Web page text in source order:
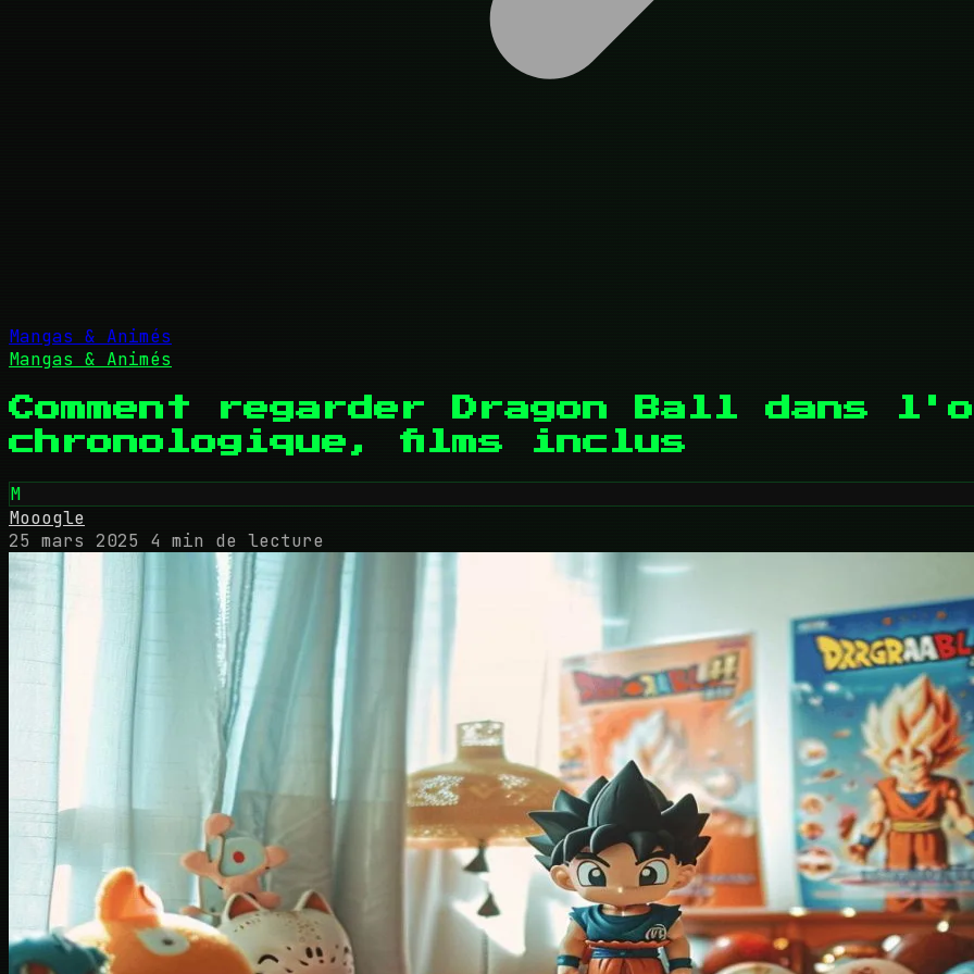
Mangas & Animés
Mangas & Animés
Comment regarder Dragon Ball dans
chronologique, films inclus
M
Mooogle
25 mars 2025
4 min de lecture